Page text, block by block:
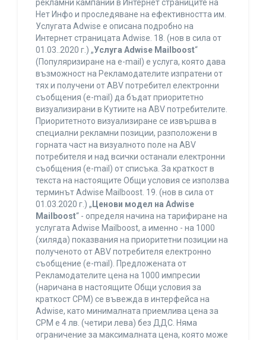
рекламни кампании в Интернет страниците на
Нет Инфо и проследяване на ефективността им.
Услугата Adwise е описана подробно на
Интернет страницата Adwise. 18. (нов в сила от
01.03..2020 г.) „Услуга Adwise Mailboost“
(Популяризиране на e-mail) е услуга, която дава
възможност на Рекламодателите изпратени от
тях и получени от ABV потребител електронни
съобщения (e-mail) да бъдат приоритетно
визуализирани в Кутиите на ABV потребителите.
Приоритетното визуализиране се извършва в
специални рекламни позиции, разположени в
горната част на визуалното поле на ABV
потребителя и над всички останали електронни
съобщения (e-mail) от списъка. За краткост в
текста на настоящите Общи условия се използва
терминът Adwise Mailboost. 19. (нов в сила от
01.03.2020 г.) „ Ценови модел на Adwise
Mailboost“ - определя начина на тарифиране на
услугата Adwise Mailboost, а именно - на 1000
(хиляда) показвания на приоритетни позиции на
полученото от ABV потребителя електронно
съобщение (e-mail). Предложената от
Рекламодателите цена на 1000 импресии
(наричана в настоящите Общи условия за
краткост CPM) се въвежда в интерфейса на
Adwise, като минималната приемлива цена за
CPM е 4 лв. (четири лева) без ДДС. Няма
ограничение за максималната цена, която може